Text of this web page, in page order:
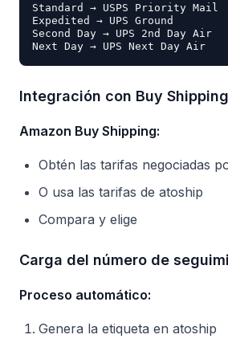
Standard → USPS Priority Mail
Expedited → UPS Ground
Second Day → UPS 2nd Day Air
Integración con Buy Shipping
Amazon Buy Shipping:
Obtén las tarifas negociadas
O usa las tarifas de atoship
Compara y elige
Carga del número de
Proceso automático:
Genera la etiqueta en atoship